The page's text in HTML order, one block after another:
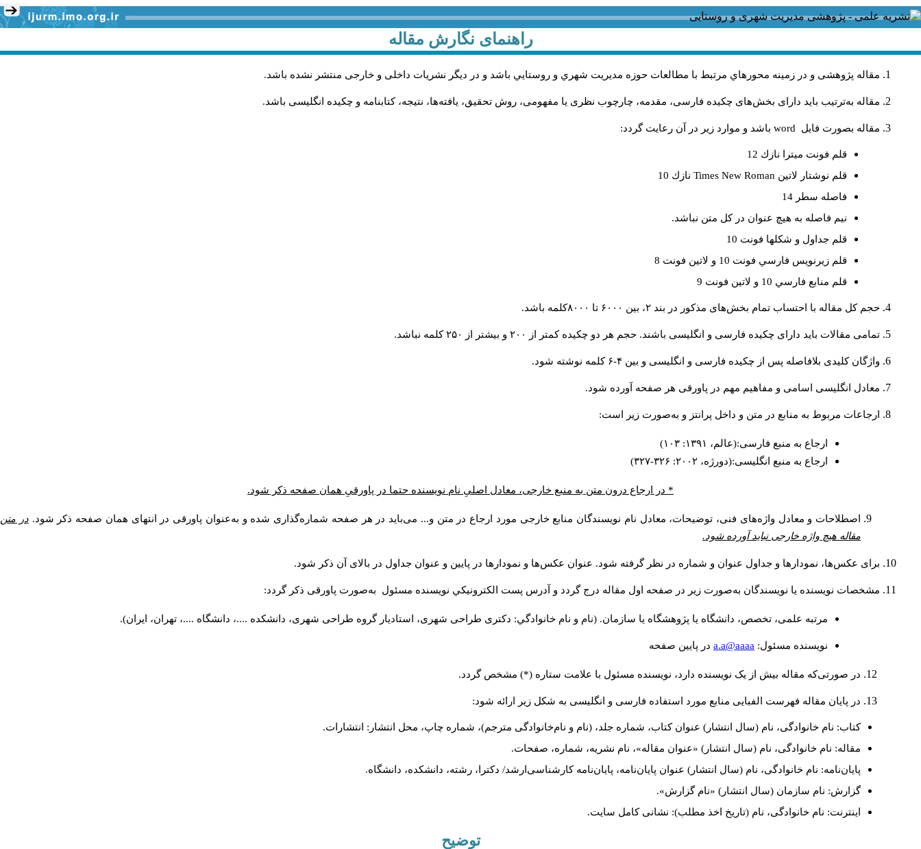
راهنمای نگارش مقاله
مقاله پژوهشی و در زمینه محورهاي مرتبط با مطالعات حوزه مديريت شهري و روستايي باشد و در دیگر نشریات داخلی و خارجی منتشر نشده باشد.
مقاله به‌ترتیب باید دارای بخش‌های چکیده فارسی، مقدمه، چارچوب نظری یا مفهومی، روش تحقیق، یافته‌ها، نتیجه، کتابنامه و چکیده انگلیسی باشد.
مقاله بصورت فايل word باشد و موارد زير در آن رعايت گردد:
قلم فونت ميترا نازك 12
قلم نوشتار لاتين Times New Roman نازك 10
فاصله سطر 14
نيم فاصله به هيچ عنوان در كل متن نباشد.
قلم جداول و شكلها فونت 10
قلم زيرنويس فارسي فونت 10 و لاتين فونت 8
قلم منابع فارسي 10 و لاتين فونت 9
حجم کل مقاله با احتساب تمام بخش‌های مذکور در بند ۲، بین ۶۰۰۰ تا ۸۰۰۰کلمه باشد.
تمامی مقالات باید دارای چکیده فارسی و انگلیسی باشند. حجم هر دو چکیده کمتر از ۲۰۰ و بیشتر از ۲۵۰ کلمه نباشد.
واژگان کلیدی بلافاصله پس از چکیده فارسی و انگلیسی و بین ۴-۶ کلمه نوشته شود.
معادل انگلیسی اسامی و مفاهیم مهم در پاورقی هر صفحه آورده شود.
ارجاعات مربوط به منابع در متن و داخل پرانتز و به‌صورت زیر است:
ارجاع به منبع فارسی:(عالم، ۱۳۹۱: ۱۰۳)
ارجاع به منبع انگلیسی:(دورژه، ۲۰۰۲: ۳۲۶-۳۲۷)
* در ارجاع درون متن به منبع خارجی، معادل اصلیِ نام نویسنده حتما در پاورقیِ همان صفحه ذکر شود.
اصطلاحات و معادل واژه‌های فنی، توضیحات، معادل نام نویسندگان منابع خارجی مورد ارجاع در متن و... می‌باید در هر صفحه شماره‌گذاری شده و به‌عنوان پاورقی در انتهای همان صفحه ذکر شود. در متن
مقاله هیچ واژه خارجی نباید آورده شود.
برای عکس‌ها، نمودارها و جداول عنوان و شماره در نظر گرفته شود. عنوان عکس‌ها و نمودارها در پایین و عنوان جداول در بالای آن ذکر شود.
مشخصات نویسنده یا نویسندگان به‌صورت زیر در صفحه اول مقاله درج گردد و آدرس پست الكترونيكي نويسنده مسئول به‌صورت پاورقی ذکر گردد:
مرتبه علمی، تخصص، دانشگاه یا پژوهشگاه یا سازمان. (نام و نام خانوادگي: دکتری طراحی شهری، استادیار گروه طراحی شهری، دانشکده ....، دانشگاه ....، تهران، ایران).
نويسنده مسئول: a.a@aaaa در پايين صفحه
در صورتی‌که مقاله بیش از یک نویسنده دارد، نویسنده مسئول با علامت ستاره (*) مشخص گردد.
در پایان مقاله فهرست الفبایی منابع مورد استفاده فارسی و انگلیسی به شکل زیر ارائه شود:
کتاب: نام خانوادگی، نام (سال انتشار) عنوان کتاب، شماره جلد، (نام و نام‌خانوادگی مترجم)، شماره چاپ، محل انتشار: انتشارات.
مقاله: نام خانوادگی، نام (سال انتشار) «عنوان مقاله»، نام نشریه، شماره، صفحات.
پایان‌نامه: نام خانوادگی، نام (سال انتشار) عنوان پایان‌نامه، پایان‌نامه کارشناسی‌ارشد/ دکترا، رشته، دانشکده، دانشگاه.
گزارش: نام سازمان (سال انتشار) «نام گزارش».
اینترنت: نام خانوادگی، نام (تاریخ اخذ مطلب): نشانی کامل سایت.
توضیح